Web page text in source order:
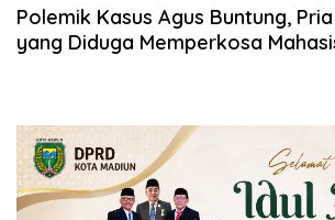
Polemik Kasus Agus Buntung,
yang Diduga Memperkosa